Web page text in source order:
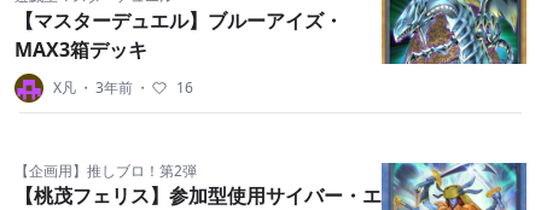
【マスターデュエル】ブルーアイズ・
MAX3箱デッキ
X凡 ・ 3年前 ・ 16
【企画用】推しブロ！第2弾
【桃茂フェリス】参加型使用サイバー・エ